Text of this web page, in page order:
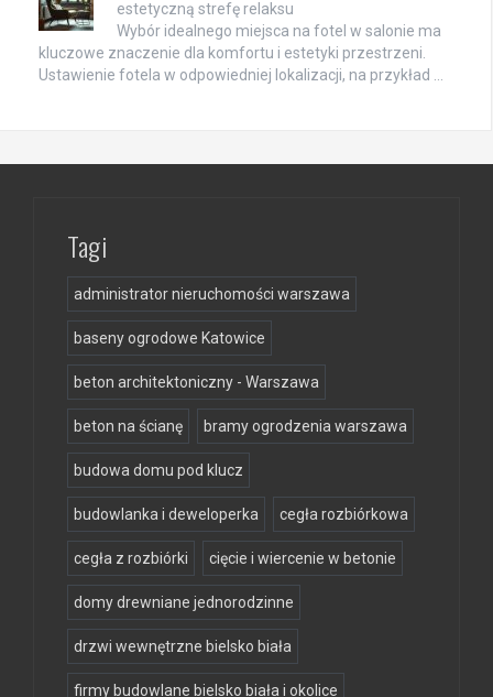
estetyczną strefę relaksu
Wybór idealnego miejsca na fotel w salonie ma
kluczowe znaczenie dla komfortu i estetyki przestrzeni.
Ustawienie fotela w odpowiedniej lokalizacji, na przykład …
Tagi
administrator nieruchomości warszawa
baseny ogrodowe Katowice
beton architektoniczny - Warszawa
beton na ścianę bramy ogrodzenia warszawa
budowa domu pod klucz
budowlanka i deweloperka cegła rozbiórkowa
cegła z rozbiórki cięcie i wiercenie w betonie
domy drewniane jednorodzinne
drzwi wewnętrzne bielsko biała
firmy budowlane bielsko biała i okolice